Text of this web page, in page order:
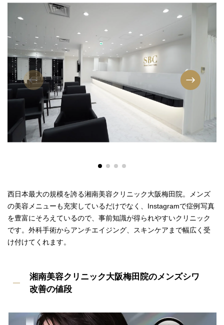
西日本最大の規模を誇る湘南美容クリニック大阪梅田院。メンズ
の美容メニューも充実しているだけでなく、Instagramで症例写真
を豊富にそろえているので、事前知識が得られやすいクリニック
です。外科手術からアンチエイジング、スキンケアまで幅広く受
け付けてくれます。
湘南美容クリニック大阪梅田院のメンズシワ
改善の値段